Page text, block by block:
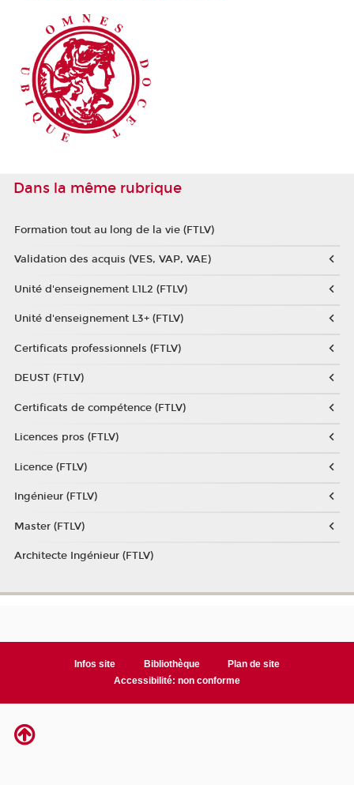
Dans la même rubrique
Formation tout au long de la vie (FTLV)
Validation des acquis (VES, VAP, VAE)
Unité d'enseignement L1L2 (FTLV)
Unité d'enseignement L3+ (FTLV)
Certificats professionnels (FTLV)
DEUST (FTLV)
Certificats de compétence (FTLV)
Licences pros (FTLV)
Licence (FTLV)
Ingénieur (FTLV)
Master (FTLV)
Architecte Ingénieur (FTLV)
Infos site Bibliothèque
Plan de site
Accessibilité: non conforme